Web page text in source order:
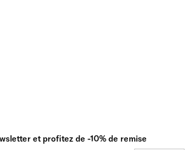
et profitez de -10% de remise